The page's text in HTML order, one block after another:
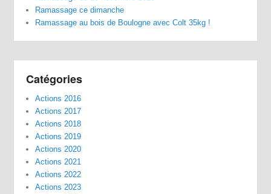
Ramassage ce dimanche
Ramassage au bois de Boulogne avec Colt 35kg !
Catégories
Actions 2016
Actions 2017
Actions 2018
Actions 2019
Actions 2020
Actions 2021
Actions 2022
Actions 2023